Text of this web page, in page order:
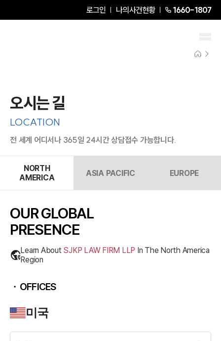
로그인 나의사건현황 1660-1807
오시는 길
LOCATION
전 세계 어디서나 365일 24시간 상담접수 가능합니다.
NORTH
AMERICA
ASIA PACIFIC EUROPE
OUR GLOBAL
PRESENCE
Learn About SJKP LAW FIRM LLP In The North America
Region
OFFICES
미국